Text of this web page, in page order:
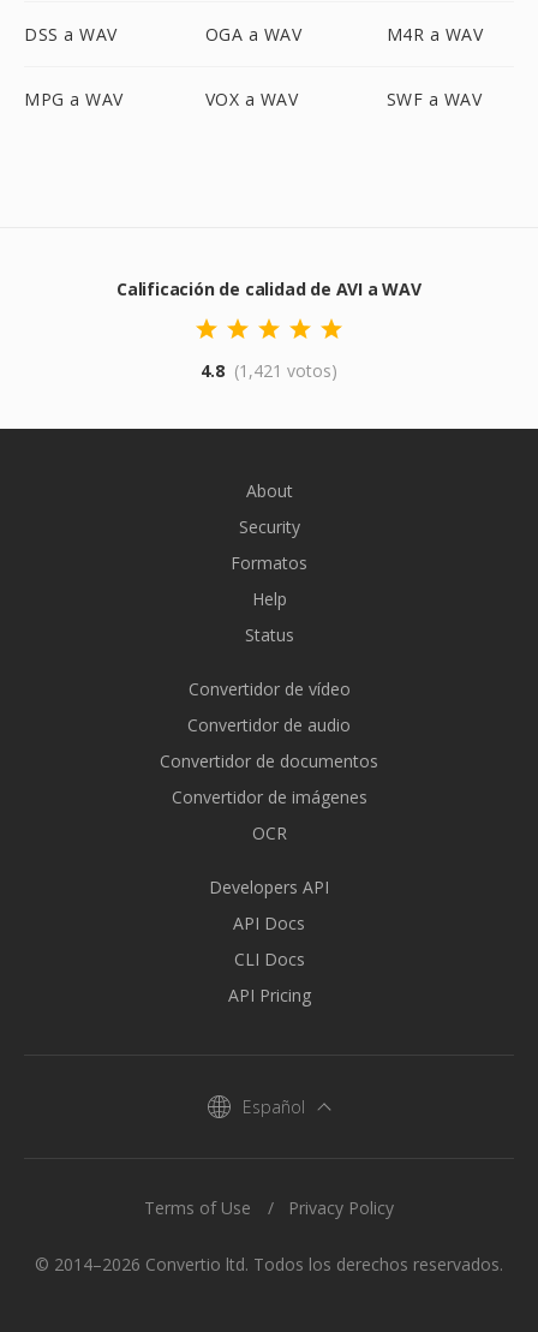
DSS a WAV OGA a WAV M4R a WAV
MPG a WAV VOX a WAV SWF a WAV
Calificación de calidad de AVI a WAV
4.8 (1,421 votos)
About
Security
Formatos
Help
Status
Convertidor de vídeo
Convertidor de audio
Convertidor de documentos
Convertidor de imágenes
OCR
Developers API
API Docs
CLI Docs
API Pricing
Español
© 2014–2026 Convertio ltd. Todos los derechos reservados.
Terms of Use Privacy Policy